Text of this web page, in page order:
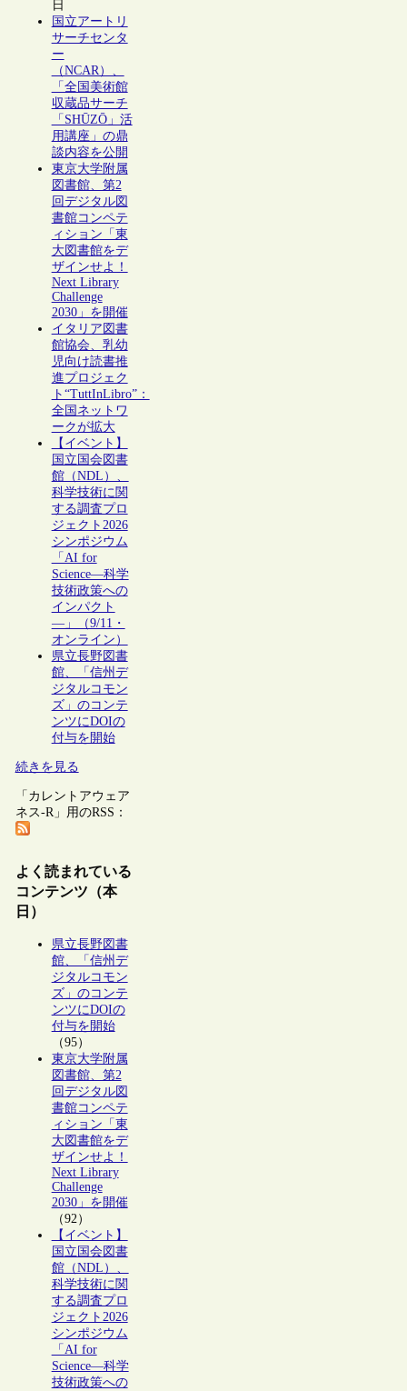
日
国立アートリ
サーチセンタ
ー
（NCAR）、
「全国美術館
収蔵品サーチ
「SHŪZŌ」活
用講座」の鼎
談内容を公開
東京大学附属
図書館、第2
回デジタル図
書館コンペテ
ィション「東
大図書館をデ
ザインせよ！
Next Library
Challenge
2030」を開催
イタリア図書
館協会、乳幼
児向け読書推
進プロジェク
ト“TuttInLibro”：
全国ネットワ
ークが拡大
【イベント】
国立国会図書
館（NDL）、
科学技術に関
する調査プロ
ジェクト2026
シンポジウム
「AI for
Science―科学
技術政策への
インパクト
―」（9/11・
オンライン）
県立長野図書
館、「信州デ
ジタルコモン
ズ」のコンテ
ンツにDOIの
付与を開始
続きを見る
「カレントアウェア
ネス-R」用のRSS：
よく読まれている
コンテンツ（本
日）
県立長野図書
館、「信州デ
ジタルコモン
ズ」のコンテ
ンツにDOIの
付与を開始
（95）
東京大学附属
図書館、第2
回デジタル図
書館コンペテ
ィション「東
大図書館をデ
ザインせよ！
Next Library
Challenge
2030」を開催
（92）
【イベント】
国立国会図書
館（NDL）、
科学技術に関
する調査プロ
ジェクト2026
シンポジウム
「AI for
Science―科学
技術政策への